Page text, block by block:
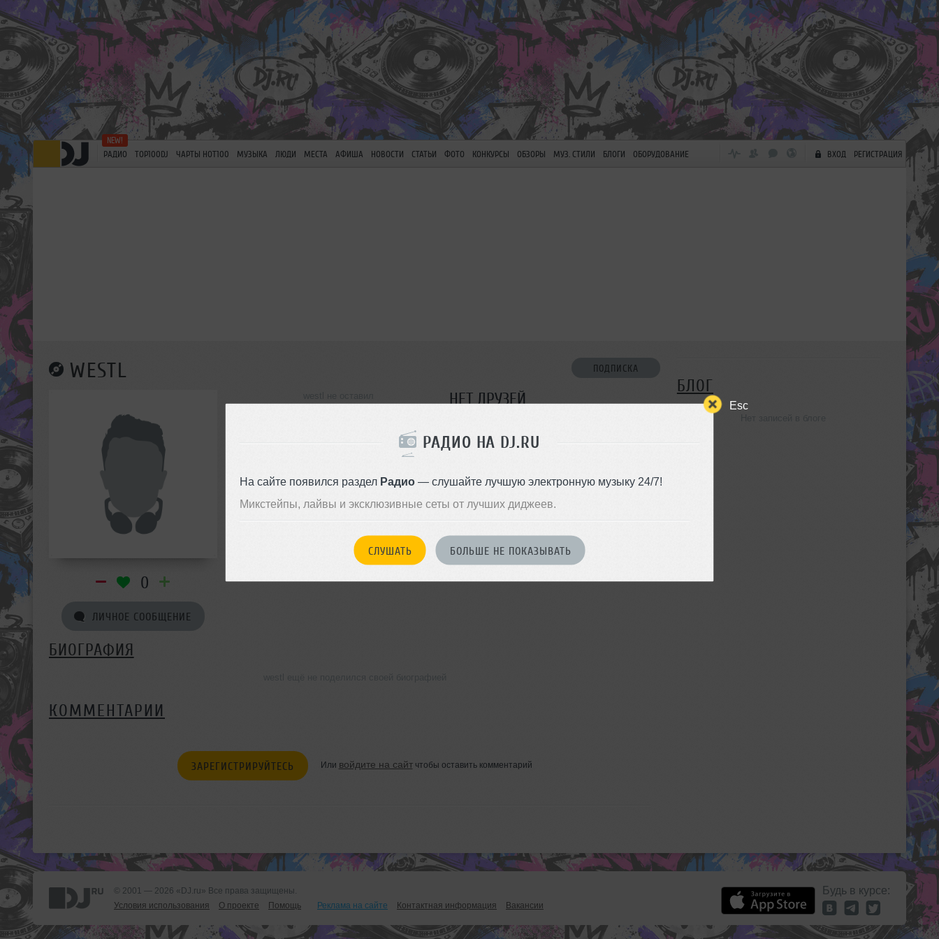
Esc
РАДИО НА DJ.RU
На сайте появился раздел Радио— слушайте лучшую электронную музыку 24/7!
Микстейпы, лайвы и эксклюзивные сеты от лучших диджеев.
СЛУШАТЬ БОЛЬШЕ НЕ ПОКАЗЫВАТЬ
РАДИО TOP100DJ ЧАРТЫ HOT100 МУЗЫКА ЛЮДИ МЕСТА АФИША НОВОСТИ СТАТЬИ ФОТО КОНКУРСЫ ОБЗОРЫ МУЗ. СТИЛИ БЛОГИ ОБОРУДОВАНИЕ ВХОД РЕГИСТРАЦИЯ
WESTL ПОДПИСКА
0
ЛИЧНОЕ СООБЩЕНИЕ
НЕТ ДРУЗЕЙ
БИОГРАФИЯ
КОММЕНТАРИИ
ЗАРЕГИСТРИРУЙТЕСЬ Или войдите на сайтчтобы оставить комментарий
БЛОГ
© 2001 — 2026 «DJ.ru» Все права защищены.
Условия использования
О проекте Помощь Реклама на сайте Контактная информация Вакансии
Будь в курсе: